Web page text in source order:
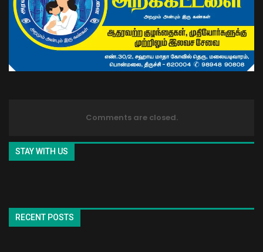
Comments are closed.
STAY WITH US
RECENT POSTS